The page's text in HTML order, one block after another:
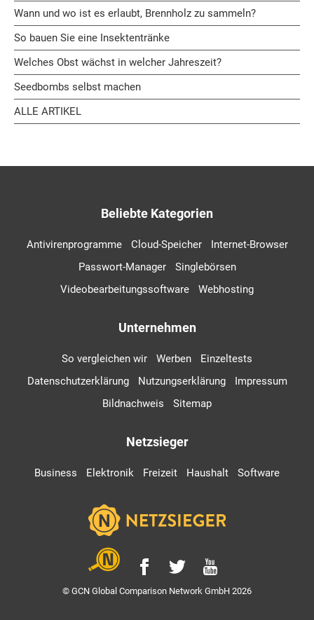
Wann und wo ist es erlaubt, Brennholz zu sammeln?
So bauen Sie eine Insektentränke
Welches Obst wächst in welcher Jahreszeit?
Seedbombs selbst machen
ALLE ARTIKEL
Beliebte Kategorien
Antivirenprogramme Cloud-Speicher
Internet-Browser
Passwort-Manager
Singlebörsen
Videobearbeitungssoftware
Webhosting
Unternehmen
So vergleichen wir Werben
Einzeltests
Datenschutzerklärung
Nutzungserklärung
Impressum
Bildnachweis
Sitemap
Netzsieger
Business Elektronik Freizeit Haushalt Software
© GCN Global Comparison Network GmbH 2026